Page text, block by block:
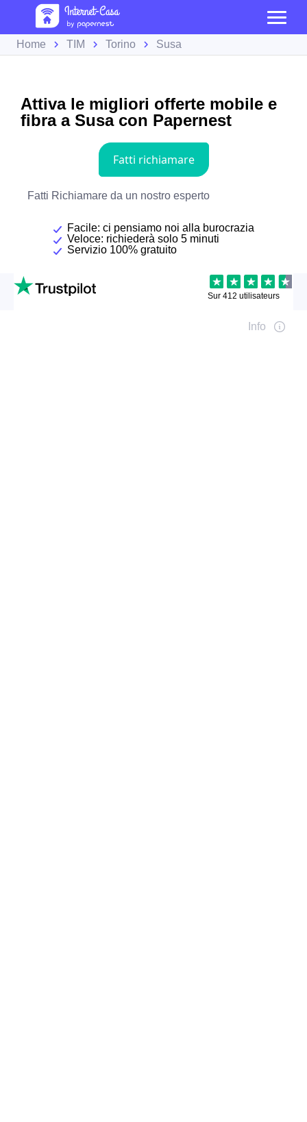
Home TIM Torino Susa